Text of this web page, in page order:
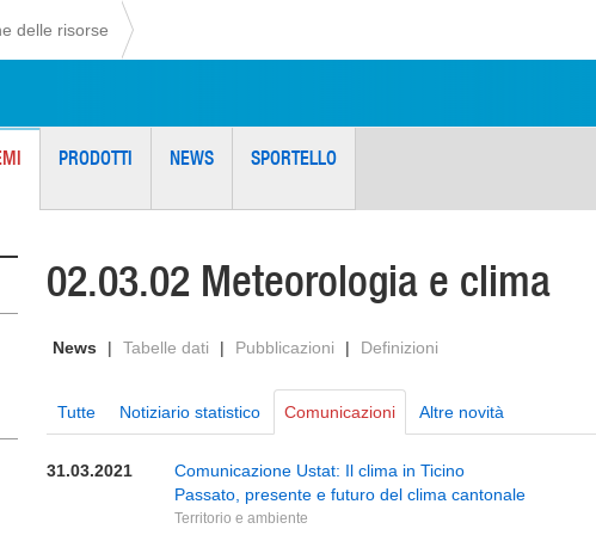
delle risorse
PRODOTTI NEWS SPORTELLO
02.03.02 Meteorologia e clima
News | Tabelle dati | Pubblicazioni | Definizioni
Tutte Notiziario statistico Comunicazioni Altre novità
31.03.2021
Comunicazione Ustat: Il clima in Ticino
Passato, presente e futuro del clima cantonale
Territorio e ambiente